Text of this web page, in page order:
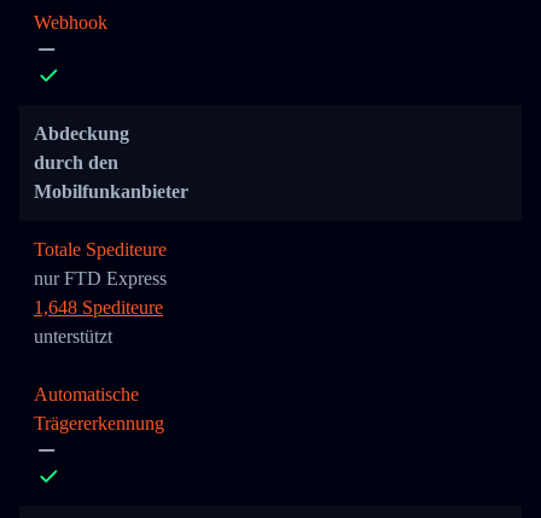
Webhook
Abdeckung
durch den
Mobilfunkanbieter
Totale Spediteure
nur FTD Express
1,648 Spediteure
unterstützt
Automatische
Trägererkennung